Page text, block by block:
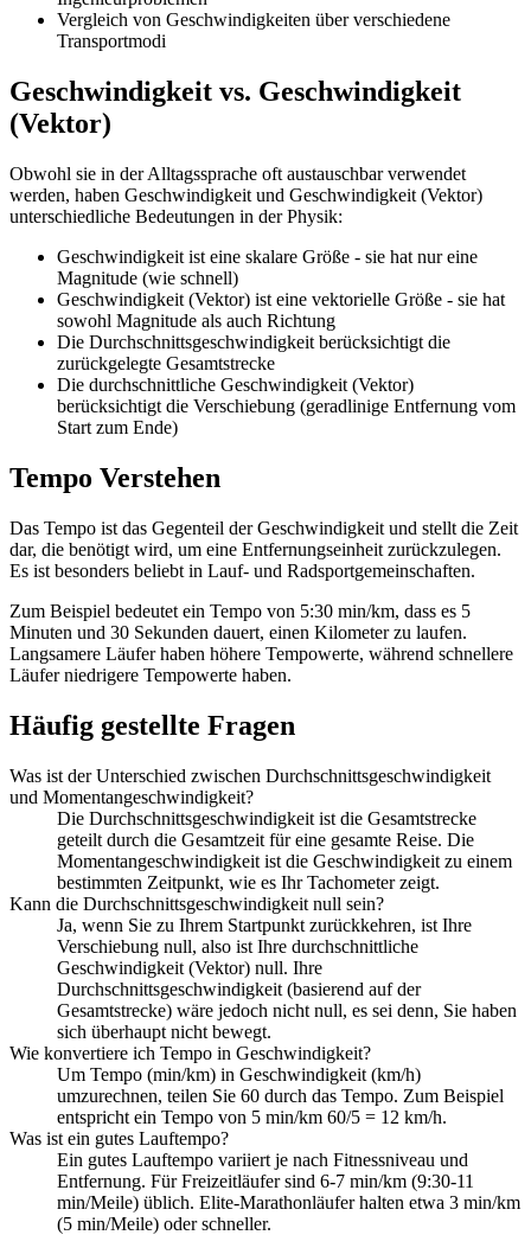
Vergleich von Geschwindigkeiten über verschiedene
Transportmodi
Geschwindigkeit vs. Geschwindigkeit
(Vektor)
Obwohl sie in der Alltagssprache oft austauschbar verwendet
werden, haben Geschwindigkeit und Geschwindigkeit (Vektor)
unterschiedliche Bedeutungen in der Physik:
Geschwindigkeit ist eine skalare Größe - sie hat nur eine
Magnitude (wie schnell)
Geschwindigkeit (Vektor) ist eine vektorielle Größe - sie hat
sowohl Magnitude als auch Richtung
Die Durchschnittsgeschwindigkeit berücksichtigt die
zurückgelegte Gesamtstrecke
Die durchschnittliche Geschwindigkeit (Vektor)
berücksichtigt die Verschiebung (geradlinige Entfernung vom
Start zum Ende)
Tempo Verstehen
Das Tempo ist das Gegenteil der Geschwindigkeit und stellt die Zeit
dar, die benötigt wird, um eine Entfernungseinheit zurückzulegen.
Es ist besonders beliebt in Lauf- und Radsportgemeinschaften.
Zum Beispiel bedeutet ein Tempo von 5:30 min/km, dass es 5
Minuten und 30 Sekunden dauert, einen Kilometer zu laufen.
Langsamere Läufer haben höhere Tempowerte, während schnellere
Läufer niedrigere Tempowerte haben.
Häufig gestellte Fragen
Was ist der Unterschied zwischen Durchschnittsgeschwindigkeit
und Momentangeschwindigkeit?
Die Durchschnittsgeschwindigkeit ist die Gesamtstrecke
geteilt durch die Gesamtzeit für eine gesamte Reise. Die
Momentangeschwindigkeit ist die Geschwindigkeit zu einem
bestimmten Zeitpunkt, wie es Ihr Tachometer zeigt.
Kann die Durchschnittsgeschwindigkeit null sein?
Ja, wenn Sie zu Ihrem Startpunkt zurückkehren, ist Ihre
Verschiebung null, also ist Ihre durchschnittliche
Geschwindigkeit (Vektor) null. Ihre
Durchschnittsgeschwindigkeit (basierend auf der
Gesamtstrecke) wäre jedoch nicht null, es sei denn, Sie haben
sich überhaupt nicht bewegt.
Wie konvertiere ich Tempo in Geschwindigkeit?
Um Tempo (min/km) in Geschwindigkeit (km/h)
umzurechnen, teilen Sie 60 durch das Tempo. Zum Beispiel
entspricht ein Tempo von 5 min/km 60/5 = 12 km/h.
Was ist ein gutes Lauftempo?
Ein gutes Lauftempo variiert je nach Fitnessniveau und
Entfernung. Für Freizeitläufer sind 6-7 min/km (9:30-11
min/Meile) üblich. Elite-Marathonläufer halten etwa 3 min/km
(5 min/Meile) oder schneller.